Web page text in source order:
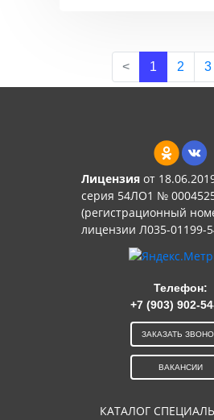
< 1 2 3
Лицензияот
серия 54ЛО1 №
(регистрационный
лицензии Л035-01199-
КАТАЛОГ
Телефон:
+7 (903) 902-
ЗАКАЗАТЬ
ВАКАНСИИ